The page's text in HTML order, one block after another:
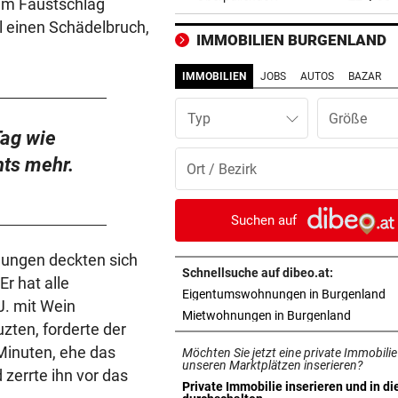
Faustschlag
Schädelbruch,
wie
mehr.
deckten sich
hat alle
mit Wein
forderte der
ehe das
zerrte ihn vor das
Regierung geht weiter
MITTEN IN HITZEWELLE
Irre! Salzburg – Pafos wegen
Sintflut unterbrochen
Allzeit-Rekord
EUROPA-LEAGUE-TICKER vor
LIVE: Regenchaos! Salzburg
Pafos unterbrochen
WAS FÜR EINE KLATSCHE! vor
TV-Star geht mit Kanzler
hart ins Gericht
IMMOBILIEN BURGENLAND
IMMOBILIEN JOBS AUTOS BAZAR
Typ
Suchen auf
Schnellsuche auf dibeo.at:
Eigentumswohnungen in Burgenland
Mietwohnungen in Burgenland
Möchten Sie jetzt eine private
unseren Marktplätzen inserieren?
Private Immobilie inserieren und in